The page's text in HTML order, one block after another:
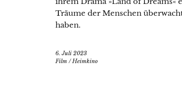
Träume der Menschen
haben.
6. Juli 2023
Film /Heimkino